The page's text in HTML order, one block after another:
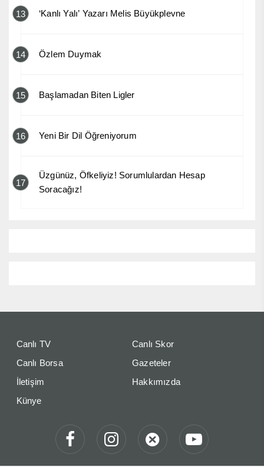
13 ‘Kanlı Yalı’ Yazarı Melis Büyükplevne
14 Özlem Duymak
15 Başlamadan Biten Ligler
16 Yeni Bir Dil Öğreniyorum
17
Üzgünüz, Öfkeliyiz! Sorumlulardan Hesap
Soracağız!
Canlı TV
Canlı Skor
Canlı Borsa
Gazeteler
İletişim
Hakkımızda
Künye